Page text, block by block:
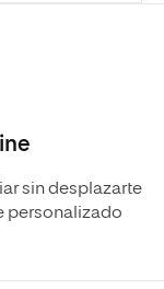
sin desplazarte
personalizado